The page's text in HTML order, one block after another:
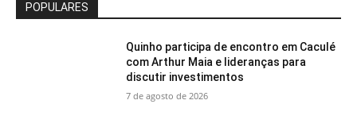
POPULARES
Quinho participa de encontro em Caculé
com Arthur Maia e lideranças para
discutir investimentos
7 de agosto de 2026